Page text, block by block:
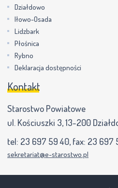
Działdowo
Iłowo-Osada
Lidzbark
Płośnica
Rybno
Deklaracja dostępności
Kontakt
Starostwo Powiatowe
ul. Kościuszki 3, 13-200
tel: 23 697 59 40, fax: 23 697
sekretariat@e-starostwo.pl